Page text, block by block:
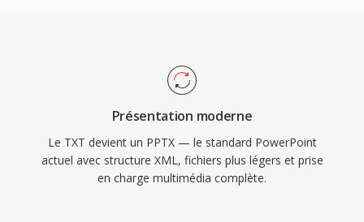
Présentation moderne
Le TXT devient un PPTX — le standard PowerPoint
actuel avec structure XML, fichiers plus légers et prise
en charge multimédia complète.